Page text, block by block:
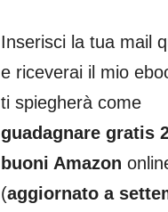
Inserisci la tua mail
e riceverai il mio
ti spiegherà come
guadagnare gratis
buoni Amazon
(aggiornato a